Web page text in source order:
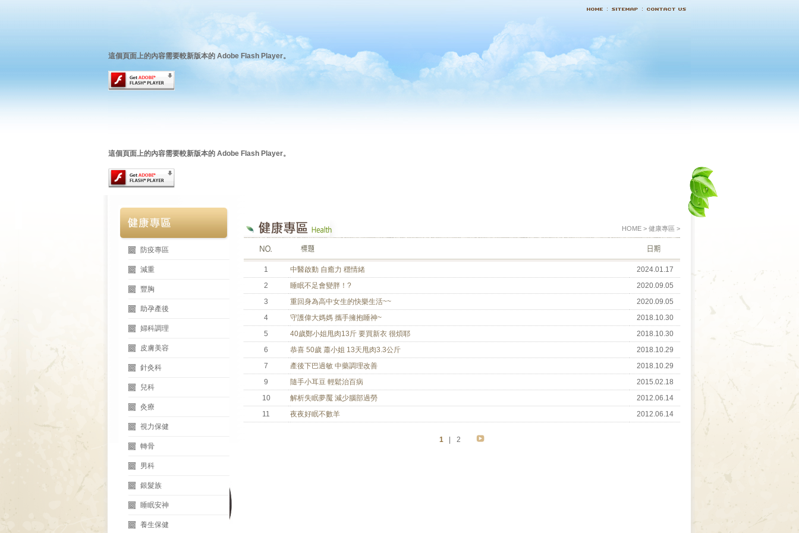
這個頁面上的內容需要較新版本的 Adobe Flash Player。
這個頁面上的內容需要較新版本的 Adobe Flash Player。
防疫專區
減重
豐胸
助孕產後
婦科調理
皮膚美容
針灸科
兒科
灸療
視力保健
轉骨
男科
銀髮族
睡眠安神
養生保健
HOME > 健康專區 >
1 中醫啟動 自癒力 穩情緒
2024.01.17
2
睡眠不足會變胖！?
2020.09.05
3
重回身為高中女生的快樂生活~~
2020.09.05
4
守護偉大媽媽 攜手擁抱睡神~
2018.10.30
5
40歲鄭小姐甩肉13斤 要買新衣 很煩耶
2018.10.30
6
恭喜 50歲 蕭小姐 13天甩肉3.3公斤
2018.10.29
7
產後下巴過敏 中藥調理改善
2018.10.29
9
隨手小耳豆 輕鬆治百病
2015.02.18
10
解析失眠夢魘 減少腦部過勞
2012.06.14
11
夜夜好眠不數羊 2012.06.14
1 2